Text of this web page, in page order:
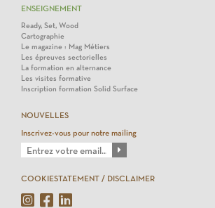
ENSEIGNEMENT
Ready, Set, Wood
Cartographie
Le magazine : Mag Métiers
Les épreuves sectorielles
La formation en alternance
Les visites formative
Inscription formation Solid Surface
NOUVELLES
Inscrivez-vous pour notre mailing
COOKIESTATEMENT / DISCLAIMER